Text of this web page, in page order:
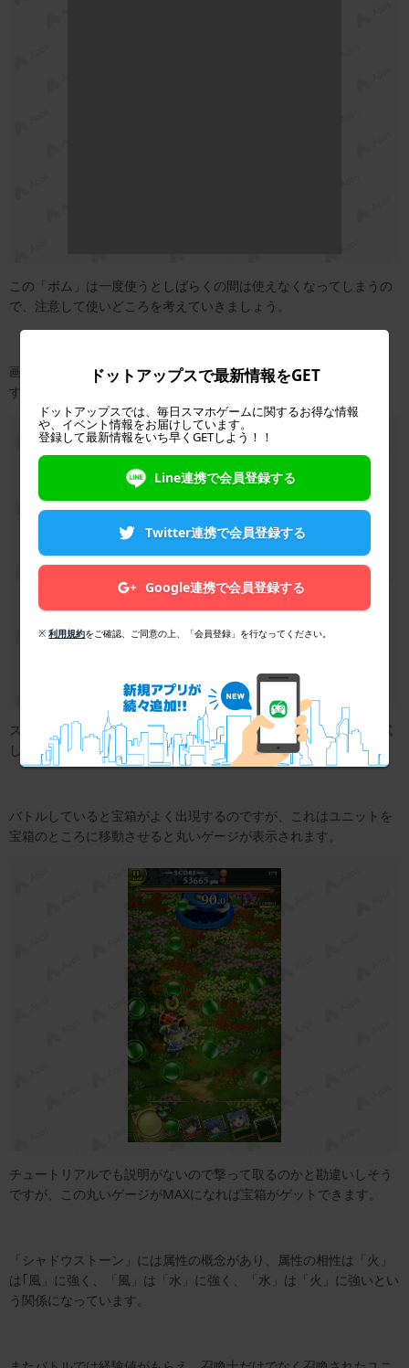
この「ボム」は一度使うとしばらくの間は使えなくなってしまうの
で、注意して使いどころを考えていきましょう。
画面を素早く２回タップすると、強力なスキルが発動してくれま
す。
スキルのユニットによってそれぞれ違うので、色々なユニットで試
してみてください。
バトルしていると宝箱がよく出現するのですが、これはユニットを
宝箱のところに移動させると丸いゲージが表示されます。
チュートリアルでも説明がないので撃って取るのかと勘違いしそう
ですが、この丸いゲージがMAXになれば宝箱がゲットできます。
「シャドウストーン」には属性の概念があり、属性の相性は「火」
は｢風」に強く、「風」は「水」に強く、「水」は「火」に強いとい
う関係になっています。
ドットアップスで最新情報をGET
ドットアップスでは、毎日スマホゲームに関するお得な情報
や、イベント情報をお届けしています。
登録して最新情報をいち早くGETしよう！！
Line連携で会員登録する
Twitter連携で会員登録する
Google連携で会員登録する
※利用規約をご確認、ご同意の上、「会員登録」を行なってください。